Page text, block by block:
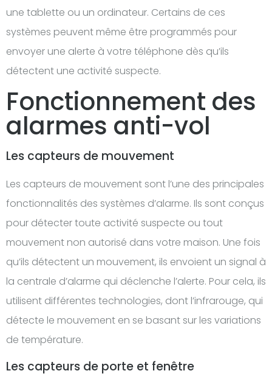
une tablette ou un ordinateur. Certains de ces
systèmes peuvent même être programmés pour
envoyer une alerte à votre téléphone dès qu’ils
détectent une activité suspecte.
Fonctionnement des
alarmes anti-vol
Les capteurs de mouvement
Les capteurs de mouvement sont l’une des principales
fonctionnalités des systèmes d’alarme. Ils sont conçus
pour détecter toute activité suspecte ou tout
mouvement non autorisé dans votre maison. Une fois
qu’ils détectent un mouvement, ils envoient un signal à
la centrale d’alarme qui déclenche l’alerte. Pour cela, ils
utilisent différentes technologies, dont l’infrarouge, qui
détecte le mouvement en se basant sur les variations
de température.
Les capteurs de porte et fenêtre